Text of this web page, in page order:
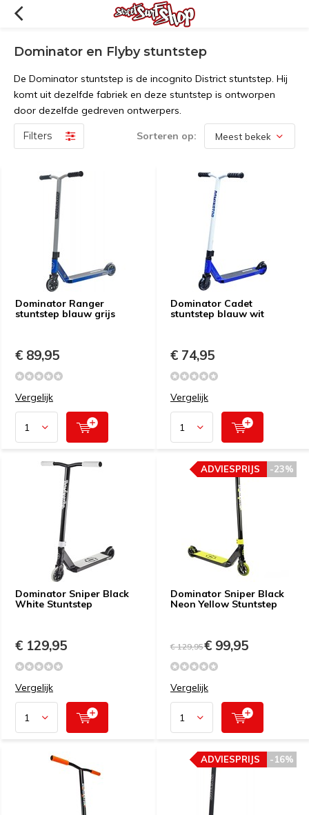
Dominator en Flyby stuntstep
De Dominator stuntstep is de incognito District stuntstep. Hij
komt uit dezelfde fabriek en deze stuntstep is ontworpen
door dezelfde gedreven ontwerpers.
Filters Sorteren op:
Dominator Ranger
stuntstep blauw grijs
€ 89,95
Vergelijk
Dominator Cadet
stuntstep blauw wit
€ 74,95
Vergelijk
Dominator Sniper Black
White Stuntstep
€ 129,95
Vergelijk
Dominator Sniper Black
Neon Yellow Stuntstep
-23%
ADVIESPRIJS
€ 129,95€ 99,95
Vergelijk
-16%
ADVIESPRIJS